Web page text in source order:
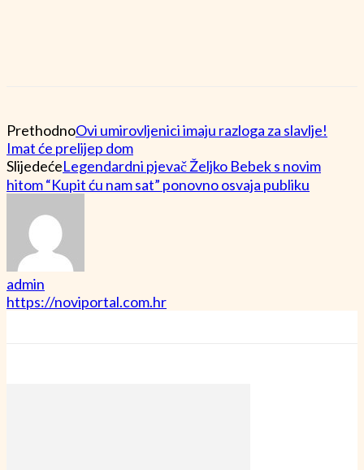
PrethodnoOvi umirovljenici imaju razloga za slavlje!
Imat će prelijep dom
SlijedećeLegendardni pjevač Željko Bebek s novim
hitom “Kupit ću nam sat” ponovno osvaja publiku
admin
https://noviportal.com.hr